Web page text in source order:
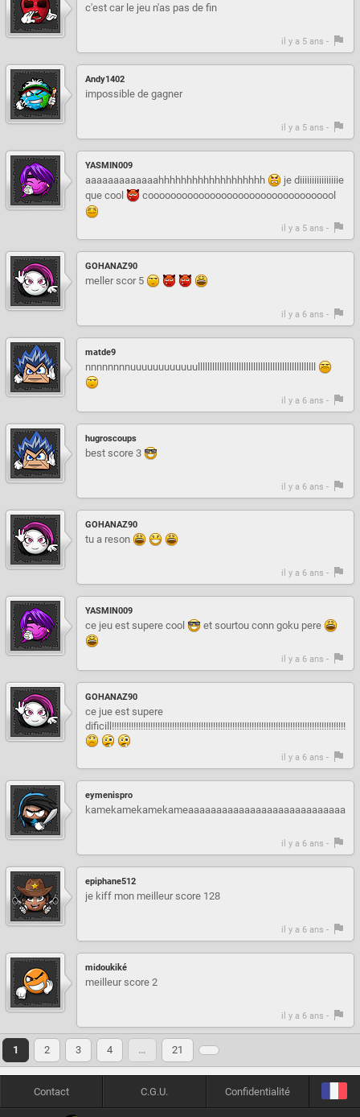
c'est car le jeu n'as pas de fin
il y a 5 ans -
Andy1402
impossible de gagner
il y a 5 ans -
YASMIN009
aaaaaaaaaaaaahhhhhhhhhhhhhhhhhhh
je diiiiiiiiiiiiiiiie
que cool
coooooooooooooooooooooooooooooooool
il y a 5 ans -
GOHANAZ90
meller scor 5
il y a 6 ans -
matde9
nnnnnnnnuuuuuuuuuuuulllllllllllllllllllllllllllllllllllllllllllllllll
il y a 6 ans -
hugroscoups
best score 3
il y a 6 ans -
GOHANAZ90
tu a reson
il y a 6 ans -
YASMIN009
ce jeu est supere cool et sourtou conn goku pere
il y a 6 ans -
GOHANAZ90
ce jue est supere
il y a 6 ans -
eymenispro
kamekamekamekameaaaaaaaaaaaaaaaaaaaaaaaaaaaaaa
il y a 6 ans -
epiphane512
je kiff mon meilleur score 128
il y a 6 ans -
midoukiké
meilleur score 2
il y a 6 ans -
1 2 3 4 … 21
Contact C.G.U. Confidentialité